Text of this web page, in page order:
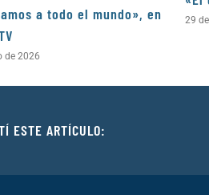
a todo el mundo», en
de 2026
29
ESTE ARTÍCULO: